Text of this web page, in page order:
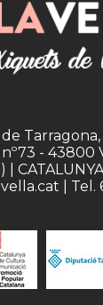
Tarragona,
- 43800
|
| Tel.